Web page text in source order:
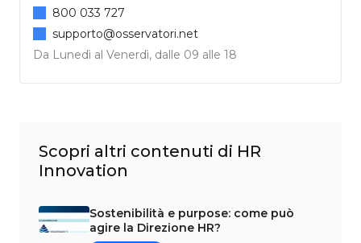
Da Lunedì al Venerdì, dalle 09 alle 18
800 033 727
supporto@osservatori.net
Scopri altri contenuti di HR
Innovation
Sostenibilità e purpose: come può
agire la Direzione HR?